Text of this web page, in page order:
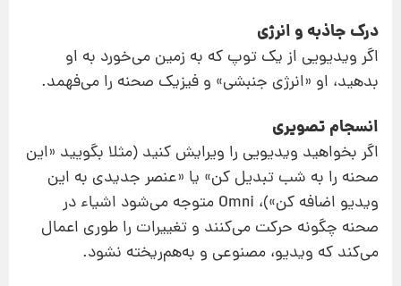
درک جاذبه و انرژی
اگر ویدیویی از یک توپ که به زمین می‌خورد به او
بدهید، او «انرژی جنبشی» و فیزیک صحنه را می‌فهمد.
انسجام تصویری
اگر بخواهید ویدیویی را ویرایش کنید (مثلا بگویید «این
صحنه را به شب تبدیل کن» یا «عنصر جدیدی به این
ویدیو اضافه کن»)، Omni متوجه می‌شود اشیاء در
صحنه چگونه حرکت می‌کنند و تغییرات را طوری اعمال
می‌کند که ویدیو، مصنوعی و به‌هم‌ریخته نشود.